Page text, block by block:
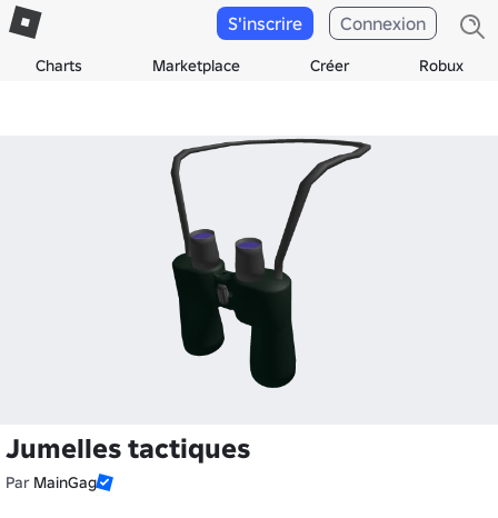
Charts Marketplace Créer Robux
S'inscrire Connexion
Jumelles tactiques
Par MainGag